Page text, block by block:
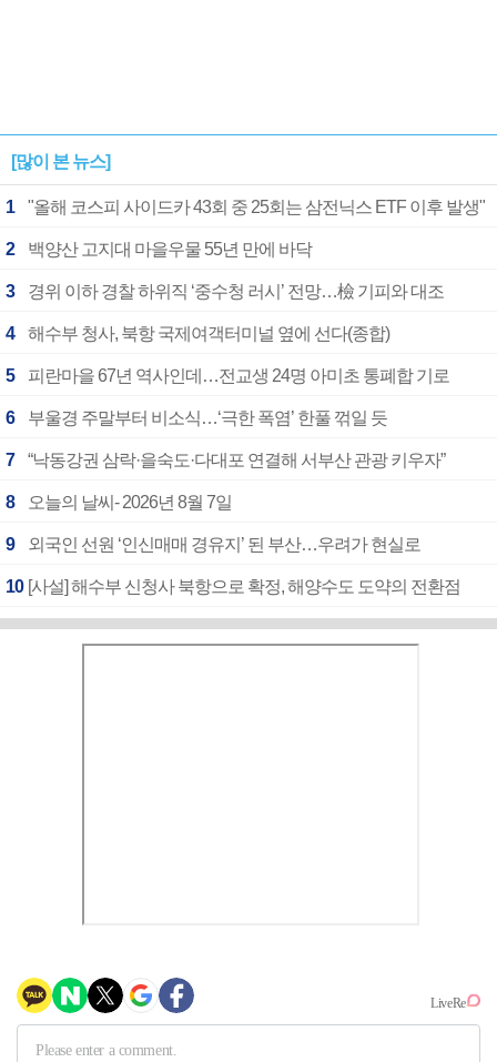
[많이 본 뉴스]
1 "올해 코스피 사이드카 43회 중 25회는 삼전닉스 ETF 이후 발생"
2 백양산 고지대 마을우물 55년 만에 바닥
3 경위 이하 경찰 하위직 ‘중수청 러시’ 전망…檢 기피와 대조
4 해수부 청사, 북항 국제여객터미널 옆에 선다(종합)
5 피란마을 67년 역사인데…전교생 24명 아미초 통폐합 기로
6 부울경 주말부터 비소식…‘극한 폭염’ 한풀 꺾일 듯
7 “낙동강권 삼락·을숙도·다대포 연결해 서부산 관광 키우자”
8 오늘의 날씨- 2026년 8월 7일
9 외국인 선원 ‘인신매매 경유지’ 된 부산…우려가 현실로
10 [사설] 해수부 신청사 북항으로 확정, 해양수도 도약의 전환점